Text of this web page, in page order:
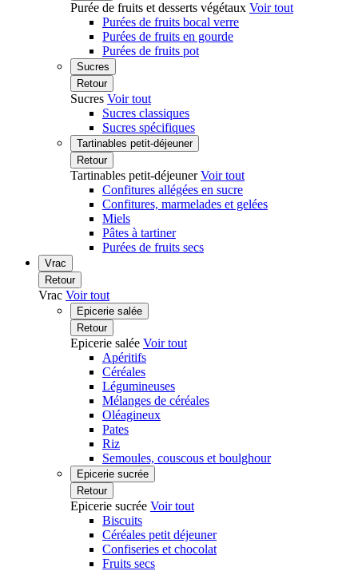
Purée de fruits et desserts végétaux Voir tout
Purées de fruits bocal verre
Purées de fruits en gourde
Purées de fruits pot
Sucres
Retour
Sucres Voir tout
Sucres classiques
Sucres spécifiques
Tartinables petit-déjeuner
Retour
Tartinables petit-déjeunerVoir tout
Confitures allégées en sucre
Confitures, marmelades et gelées
Miels
Pâtes à tartiner
Purées de fruits secs
Vrac
Retour
Vrac Voir tout
Epicerie salée
Retour
Epicerie salée Voir tout
Apéritifs
Céréales
Légumineuses
Mélanges de céréales
Oléagineux
Pates
Riz
Semoules, couscous et boulghour
Epicerie sucrée
Retour
Epicerie sucrée Voir tout
Biscuits
Céréales petit déjeuner
Confiseries et chocolat
Fruits secs